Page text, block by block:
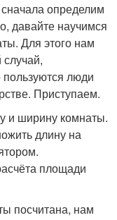
определим
давайте научимся
Для этого нам
пользуются люди
Приступаем.
и ширину комнаты.
длину на
площади
посчитана, нам